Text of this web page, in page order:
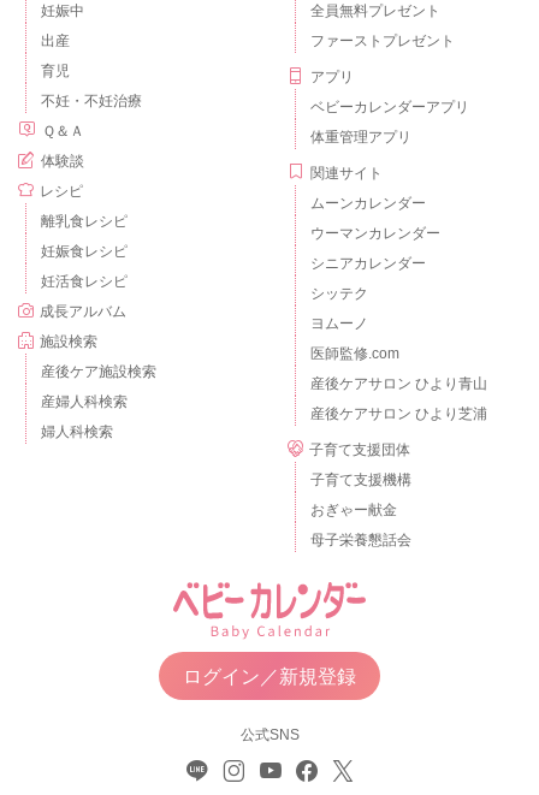
妊娠中
出産
育児
不妊・不妊治療
Ｑ＆Ａ
体験談
レシピ
離乳食レシピ
妊娠食レシピ
妊活食レシピ
成長アルバム
施設検索
産後ケア施設検索
産婦人科検索
婦人科検索
全員無料プレゼント
ファーストプレゼント
アプリ
ベビーカレンダーアプリ
体重管理アプリ
関連サイト
ムーンカレンダー
ウーマンカレンダー
シニアカレンダー
シッテク
ヨムーノ
医師監修.com
産後ケアサロン ひより青山
産後ケアサロン ひより芝浦
子育て支援団体
子育て支援機構
おぎゃー献金
母子栄養懇話会
ログイン／新規登録
公式SNS